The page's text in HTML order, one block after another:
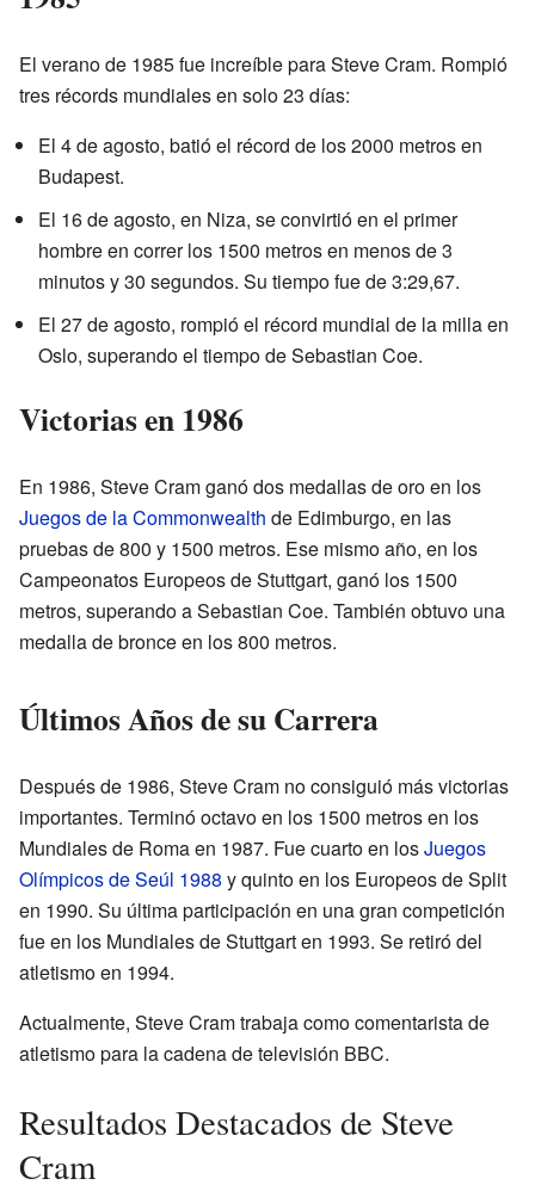
El verano de 1985 fue increíble para Steve Cram. Rompió
tres récords mundiales en solo 23 días:
El 4 de agosto, batió el récord de los 2000 metros en
Budapest.
El 16 de agosto, en Niza, se convirtió en el primer
hombre en correr los 1500 metros en menos de 3
minutos y 30 segundos. Su tiempo fue de 3:29,67.
El 27 de agosto, rompió el récord mundial de la milla en
Oslo, superando el tiempo de Sebastian Coe.
Victorias en 1986
En 1986, Steve Cram ganó dos medallas de oro en los
Juegos de la Commonwealth de Edimburgo, en las
pruebas de 800 y 1500 metros. Ese mismo año, en los
Campeonatos Europeos de Stuttgart, ganó los 1500
metros, superando a Sebastian Coe. También obtuvo una
medalla de bronce en los 800 metros.
Últimos Años de su Carrera
Después de 1986, Steve Cram no consiguió más victorias
importantes. Terminó octavo en los 1500 metros en los
Mundiales de Roma en 1987. Fue cuarto en losJuegos
Olímpicos de Seúl 1988 y quinto en los Europeos de Split
en 1990. Su última participación en una gran competición
fue en los Mundiales de Stuttgart en 1993. Se retiró del
atletismo en 1994.
Actualmente, Steve Cram trabaja como comentarista de
atletismo para la cadena de televisión BBC.
Resultados Destacados de Steve
Cram